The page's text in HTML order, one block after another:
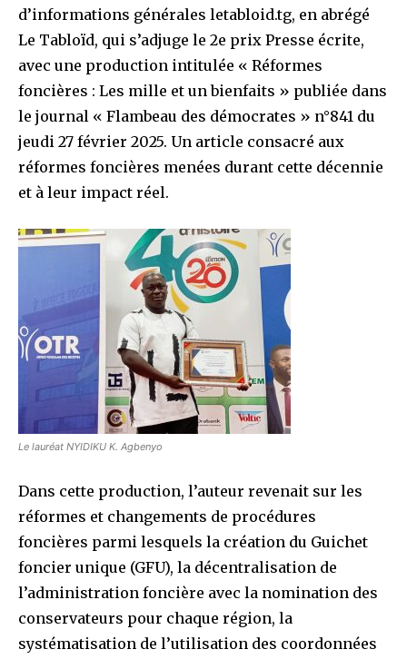
d’informations générales letabloid.tg, en abrégé
Le Tabloïd, qui s’adjuge le 2e prix Presse écrite,
avec une production intitulée « Réformes
foncières : Les mille et un bienfaits » publiée dans
le journal « Flambeau des démocrates » n°841 du
jeudi 27 février 2025. Un article consacré aux
réformes foncières menées durant cette décennie
et à leur impact réel.
Le lauréat NYIDIKU K. Agbenyo
Dans cette production, l’auteur revenait sur les
réformes et changements de procédures
foncières parmi lesquels la création du Guichet
foncier unique (GFU), la décentralisation de
l’administration foncière avec la nomination des
conservateurs pour chaque région, la
systématisation de l’utilisation des coordonnées